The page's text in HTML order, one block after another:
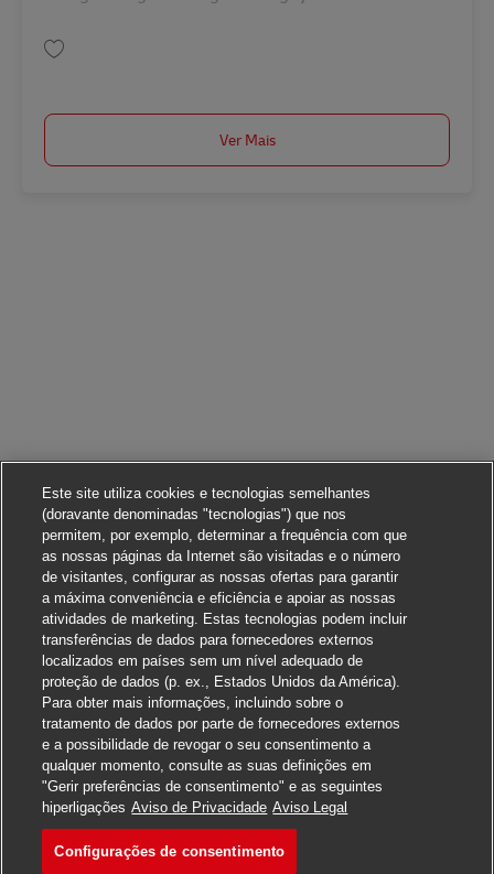
Candidate-se
Ver Mais
Este site utiliza cookies e tecnologias semelhantes
(doravante denominadas "tecnologias") que nos
permitem, por exemplo, determinar a frequência com que
as nossas páginas da Internet são visitadas e o número
de visitantes, configurar as nossas ofertas para garantir
a máxima conveniência e eficiência e apoiar as nossas
atividades de marketing. Estas tecnologias podem incluir
transferências de dados para fornecedores externos
localizados em países sem um nível adequado de
proteção de dados (p. ex., Estados Unidos da América).
Para obter mais informações, incluindo sobre o
tratamento de dados por parte de fornecedores externos
e a possibilidade de revogar o seu consentimento a
qualquer momento, consulte as suas definições em
"Gerir preferências de consentimento" e as seguintes
hiperligações Aviso de Privacidade Aviso Legal
Configurações de consentimento